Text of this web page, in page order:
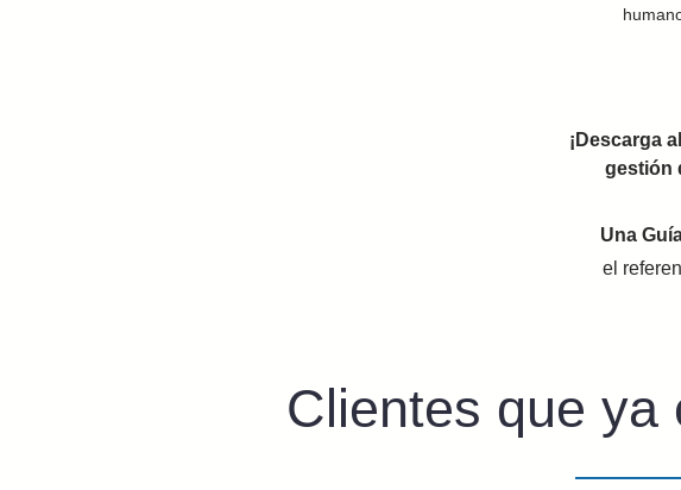
¡Descarga
gestión
Una
el
Clientes que ya